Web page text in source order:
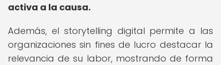
activa a la causa.
Además, el storytelling digital permite a las
organizaciones sin fines de lucro destacar la
relevancia de su labor, mostrando de forma